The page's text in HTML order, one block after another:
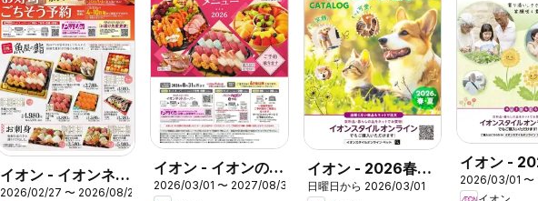
イオン - イオンネッ
トスーパー ごちそ
2026/02/27 〜 2026/08/25
イオン - イオンのご
ちそうメニューご予
2026/03/01 〜 2027/08/31
イオン - 2026春夏
ペットグッズカタロ
日曜日から 2026/03/01
イオン -
チラシ
2026/03/01 〜